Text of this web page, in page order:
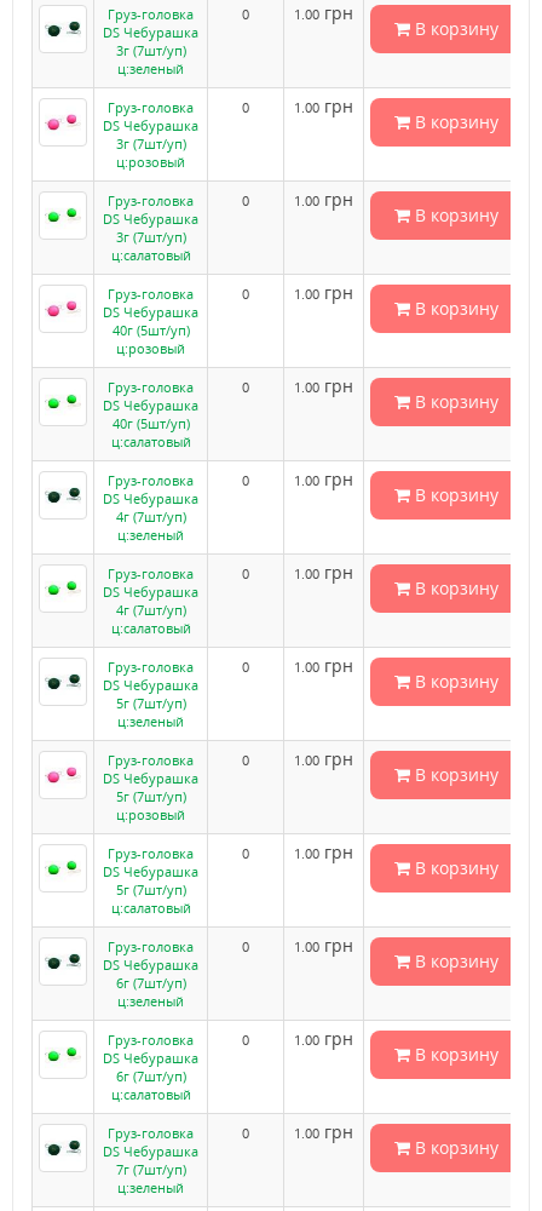
Груз-головка
DS Чебурашка
3г (7шт/уп)
ц:зеленый
0 1.00 грн
В корзину
Груз-головка
DS Чебурашка
3г (7шт/уп)
ц:розовый
0 1.00 грн
В корзину
Груз-головка
DS Чебурашка
3г (7шт/уп)
ц:салатовый
0 1.00 грн
В корзину
Груз-головка
DS Чебурашка
40г (5шт/уп)
ц:розовый
0 1.00 грн
В корзину
Груз-головка
DS Чебурашка
40г (5шт/уп)
ц:салатовый
0 1.00 грн
В корзину
Груз-головка
DS Чебурашка
4г (7шт/уп)
ц:зеленый
0 1.00 грн
В корзину
Груз-головка
DS Чебурашка
4г (7шт/уп)
ц:салатовый
0 1.00 грн
В корзину
Груз-головка
DS Чебурашка
5г (7шт/уп)
ц:зеленый
0 1.00 грн
В корзину
Груз-головка
DS Чебурашка
5г (7шт/уп)
ц:розовый
0 1.00 грн
В корзину
Груз-головка
DS Чебурашка
5г (7шт/уп)
ц:салатовый
0 1.00 грн
В корзину
Груз-головка
DS Чебурашка
6г (7шт/уп)
ц:зеленый
0 1.00 грн
В корзину
Груз-головка
DS Чебурашка
6г (7шт/уп)
ц:салатовый
0 1.00 грн
В корзину
Груз-головка
DS Чебурашка
7г (7шт/уп)
ц:зеленый
0 1.00 грн
В корзину